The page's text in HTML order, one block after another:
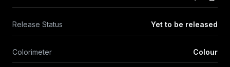
Release Status Yet to be released
Colorimeter Colour